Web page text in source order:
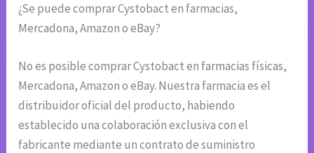
¿Se puede comprar Cystobact en farmacias,
Mercadona, Amazon o eBay?
No es posible comprar Cystobact en farmacias físicas,
Mercadona, Amazon o eBay. Nuestra farmacia es el
distribuidor oficial del producto, habiendo
establecido una colaboración exclusiva con el
fabricante mediante un contrato de suministro